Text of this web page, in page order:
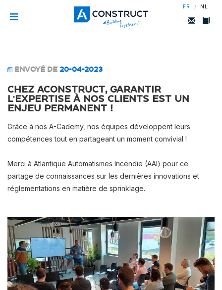
NL
/
FR
ENVOYÉ DE 20-04-2023
Chez Aconstruct, garantir
l'expertise à nos clients est un
enjeu permanent !
Grâce à nos A-Cademy, nos équipes développent leurs
compétences tout en partageant un moment convivial !
Merci à Atlantique Automatismes Incendie (AAI) pour ce
partage de connaissances sur les dernières innovations et
réglementations en matière de sprinklage.